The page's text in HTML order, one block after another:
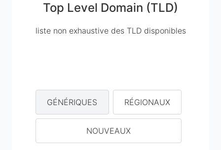
Top Level Domain (TLD)
liste non exhaustive des TLD disponibles
GÉNÉRIQUES RÉGIONAUX
NOUVEAUX